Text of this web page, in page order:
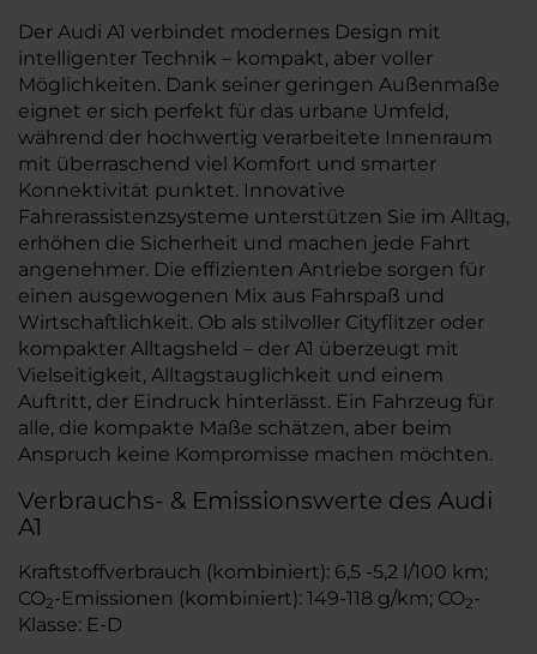
Der Audi A1 verbindet modernes Design mit
intelligenter Technik – kompakt, aber voller
Möglichkeiten. Dank seiner geringen Außenmaße
eignet er sich perfekt für das urbane Umfeld,
während der hochwertig verarbeitete Innenraum
mit überraschend viel Komfort und smarter
Konnektivität punktet. Innovative
Fahrerassistenzsysteme unterstützen Sie im Alltag,
erhöhen die Sicherheit und machen jede Fahrt
angenehmer. Die effizienten Antriebe sorgen für
einen ausgewogenen Mix aus Fahrspaß und
Wirtschaftlichkeit. Ob als stilvoller Cityflitzer oder
kompakter Alltagsheld – der A1 überzeugt mit
Vielseitigkeit, Alltagstauglichkeit und einem
Auftritt, der Eindruck hinterlässt. Ein Fahrzeug für
alle, die kompakte Maße schätzen, aber beim
Anspruch keine Kompromisse machen möchten.
Verbrauchs- & Emissionswerte des Audi
A1
Kraftstoffverbrauch (kombiniert): 6,5 -5,2 l/100 km;
CO2-Emissionen (kombiniert): 149-118 g/km; CO2-
Klasse: E-D